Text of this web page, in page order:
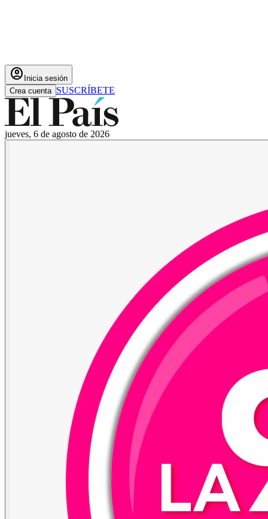
account_circle Inicia sesión
Crea cuenta SUSCRÍBETE
jueves, 6 de agosto de 2026